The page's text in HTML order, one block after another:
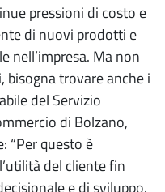
pressioni di costo e
di nuovi prodotti e
nell’impresa. Ma non
trovare anche i
del Servizio
di Bolzano,
“Per questo è
del cliente fin
e di sviluppo.